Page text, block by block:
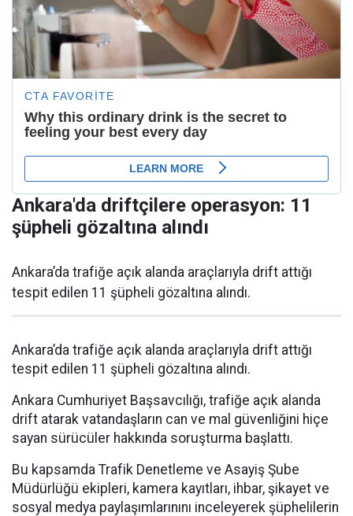
Ankara'da driftçilere operasyon: 11
şüpheli gözaltına alındı
Ankara’da trafiğe açık alanda araçlarıyla drift attığı
tespit edilen 11 şüpheli gözaltına alındı.
Ankara’da trafiğe açık alanda araçlarıyla drift attığı
tespit edilen 11 şüpheli gözaltına alındı.
Ankara Cumhuriyet Başsavcılığı, trafiğe açık alanda
drift atarak vatandaşların can ve mal güvenliğini hiçe
sayan sürücüler hakkında soruşturma başlattı.
Bu kapsamda Trafik Denetleme ve Asayiş Şube
Müdürlüğü ekipleri, kamera kayıtları, ihbar, şikayet ve
sosyal medya paylaşımlarınını inceleyerek şüphelilerin